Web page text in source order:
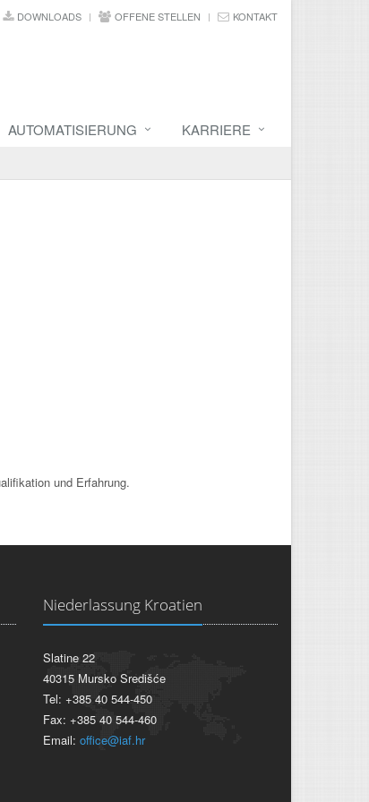
DOWNLOADS OFFENE STELLEN KONTAKT
AUTOMATISIERUNG KARRIERE
und Erfahrung.
Niederlassung Kroatien
Slatine 22
40315 Mursko Središće
Tel: +385 40 544-450
Fax: +385 40 544-460
Email: office@iaf.hr